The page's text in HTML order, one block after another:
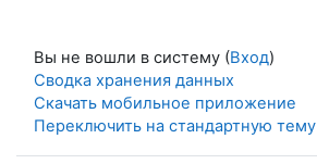
Вы не вошли в систему (Вход)
Сводка хранения данных
Скачать мобильное приложение
Переключить на стандартную тему